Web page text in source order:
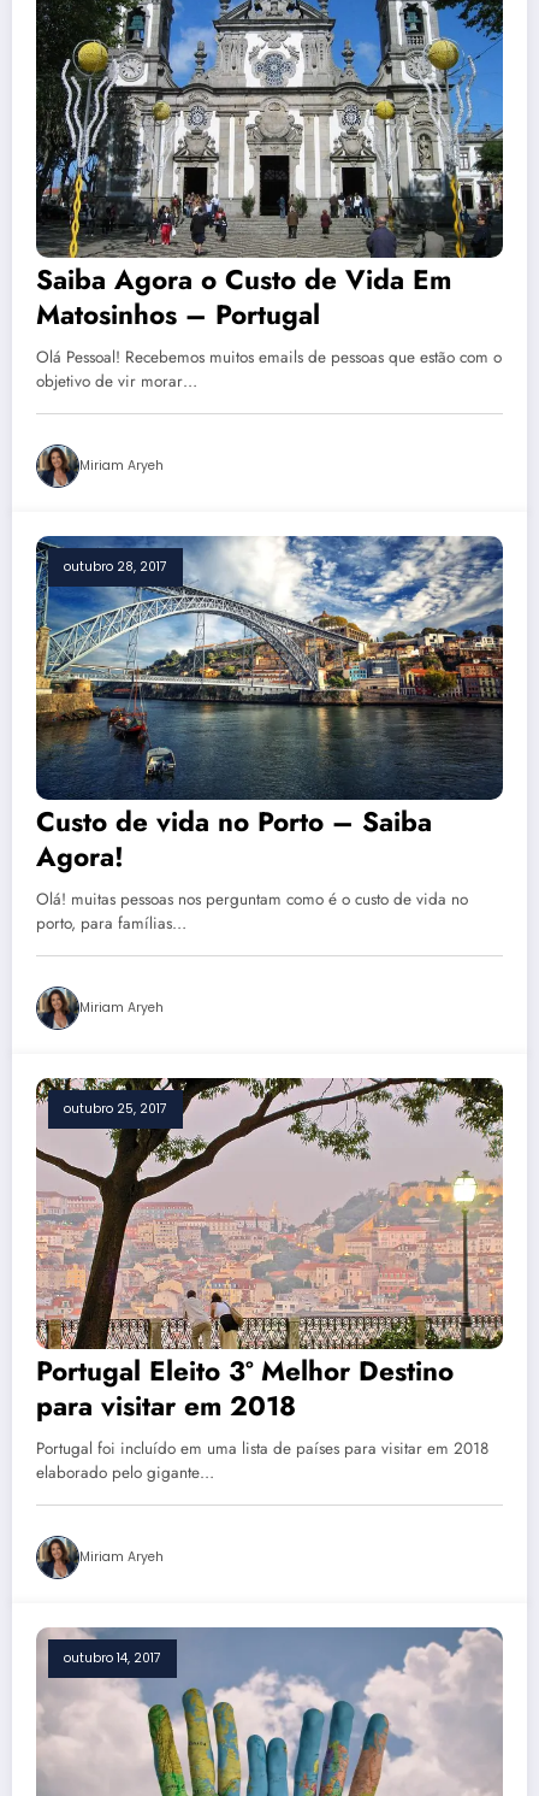
Saiba Agora o Custo de Vida Em
Matosinhos – Portugal
Olá Pessoal! Recebemos muitos emails de pessoas que estão com o
objetivo de vir morar…
Miriam Aryeh
outubro 28, 2017
Custo de vida no Porto – Saiba
Agora!
Olá! muitas pessoas nos perguntam como é o custo de vida no
porto, para famílias…
Miriam Aryeh
outubro 25, 2017
Portugal Eleito 3º Melhor Destino
para visitar em 2018
Portugal foi incluído em uma lista de países para visitar em 2018
elaborado pelo gigante…
Miriam Aryeh
outubro 14, 2017